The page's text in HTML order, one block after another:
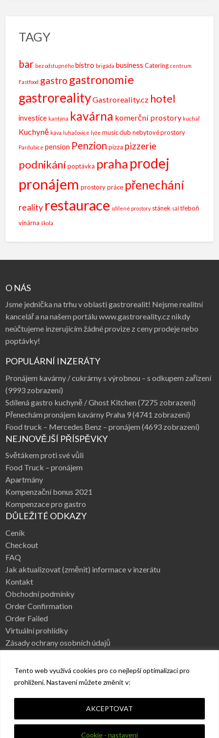
Tento web využívá cookies pro co nejlepší optimalizaci pro
prohlížení. Nastavení můžete změnit v:
Cookie - nastavení
AKCEPTOVAT
TAGY
bar bez odstupného bistro brigáda business Catering centrum
Fastfood gastro gastronomie
gastrorealityGastroreality.cz hotel
investice kantýna kavárna komerční prostory kuchař
Kuchyně káva luhačovice lyže music club nebytové prostory
Pardubice pension Penzion pizza pizzerie
podnikání poptávka praha prodej
pronájem prostory práce přenechání
reality restaurace sdílené prostory stánek sál třeboň
vinárna škola
O NÁS
Jsme jednička na trhu v oblasti gastrorealit! Nejsme realitní
kancelář a na našem portálu www.gastroreality.cz nikdy
neúčtujeme inzerujícím žádné provize z ceny prodeje nebo
poptávky!
POPULÁRNÍ INZERÁTY
Pronájem kavárny / cukrárny s výrobnou – s odkupem zařízení
(9993 zobrazení)
Sdílená gastro kuchyně / Ghost Kitchen (7275 zobrazení)
Přenechám pronájem kavárny Praha 9(4741 zobrazení)
Food truck – Mercedes Benz – pronájem (4693 zobrazení)
NEJNOVĚJŠÍ PŘÍSPĚVKY
Světákem proti své vůli
Food Truck – pronájem
Apartmány
Kompenzační bonus 2021
Kompenzace pro gastro
DŮLEŽITÉ ODKAZY
Ceník
Checkout
FAQ
Jak aktualizovat (změnit) informace v inzerátu
Kontakt
Obchodní podmínky
Order Confirmation
Order Failed
Virtuální prohlídky
Zásady ochrany osobních údajů
Úvod Kategorie FAQ Vytvořit inzerát
Neveřejné nabídky
O nás Kontakt
Facebook
Instagram
Youtube